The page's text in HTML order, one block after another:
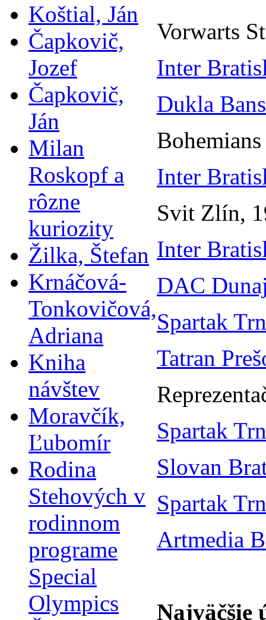
Koštial, Ján
Čapkovič,
Jozef
Čapkovič,
Ján
Milan
Roskopf a
rôzne
kuriozity
Žilka, Štefan
Krnáčová-
Tonkovičová,
Adriana
Kniha
návštev
Moravčík,
Ľubomír
Rodina
Stehových v
rodinnom
programe
Special
Olympics
Vorwarts
Inter
Dukla
Inter
Svit Zlín,
Inter
DAC
Spartak
Tatran
Spartak
Slovan
Spartak
Artmedia
Najväčšie